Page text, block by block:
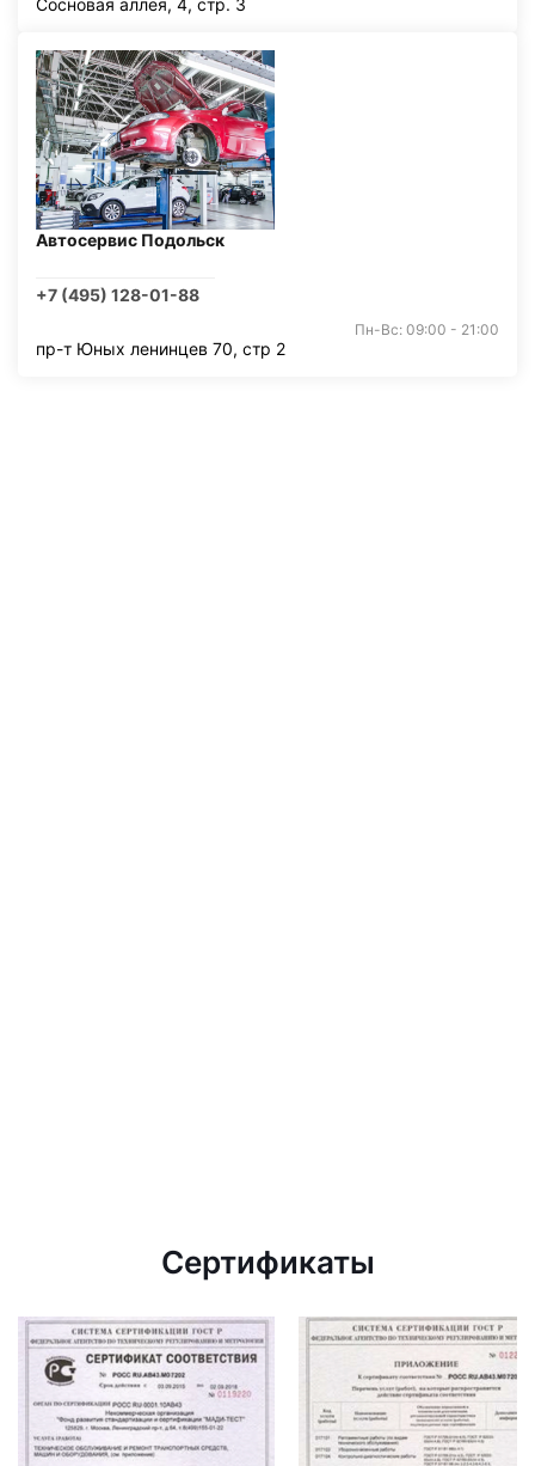
Сосновая аллея, 4, стр. 3
Автосервис Подольск
+7 (495) 128-01-88
Пн-Вс: 09:00 - 21:00
пр-т Юных ленинцев 70, стр 2
Сертификаты